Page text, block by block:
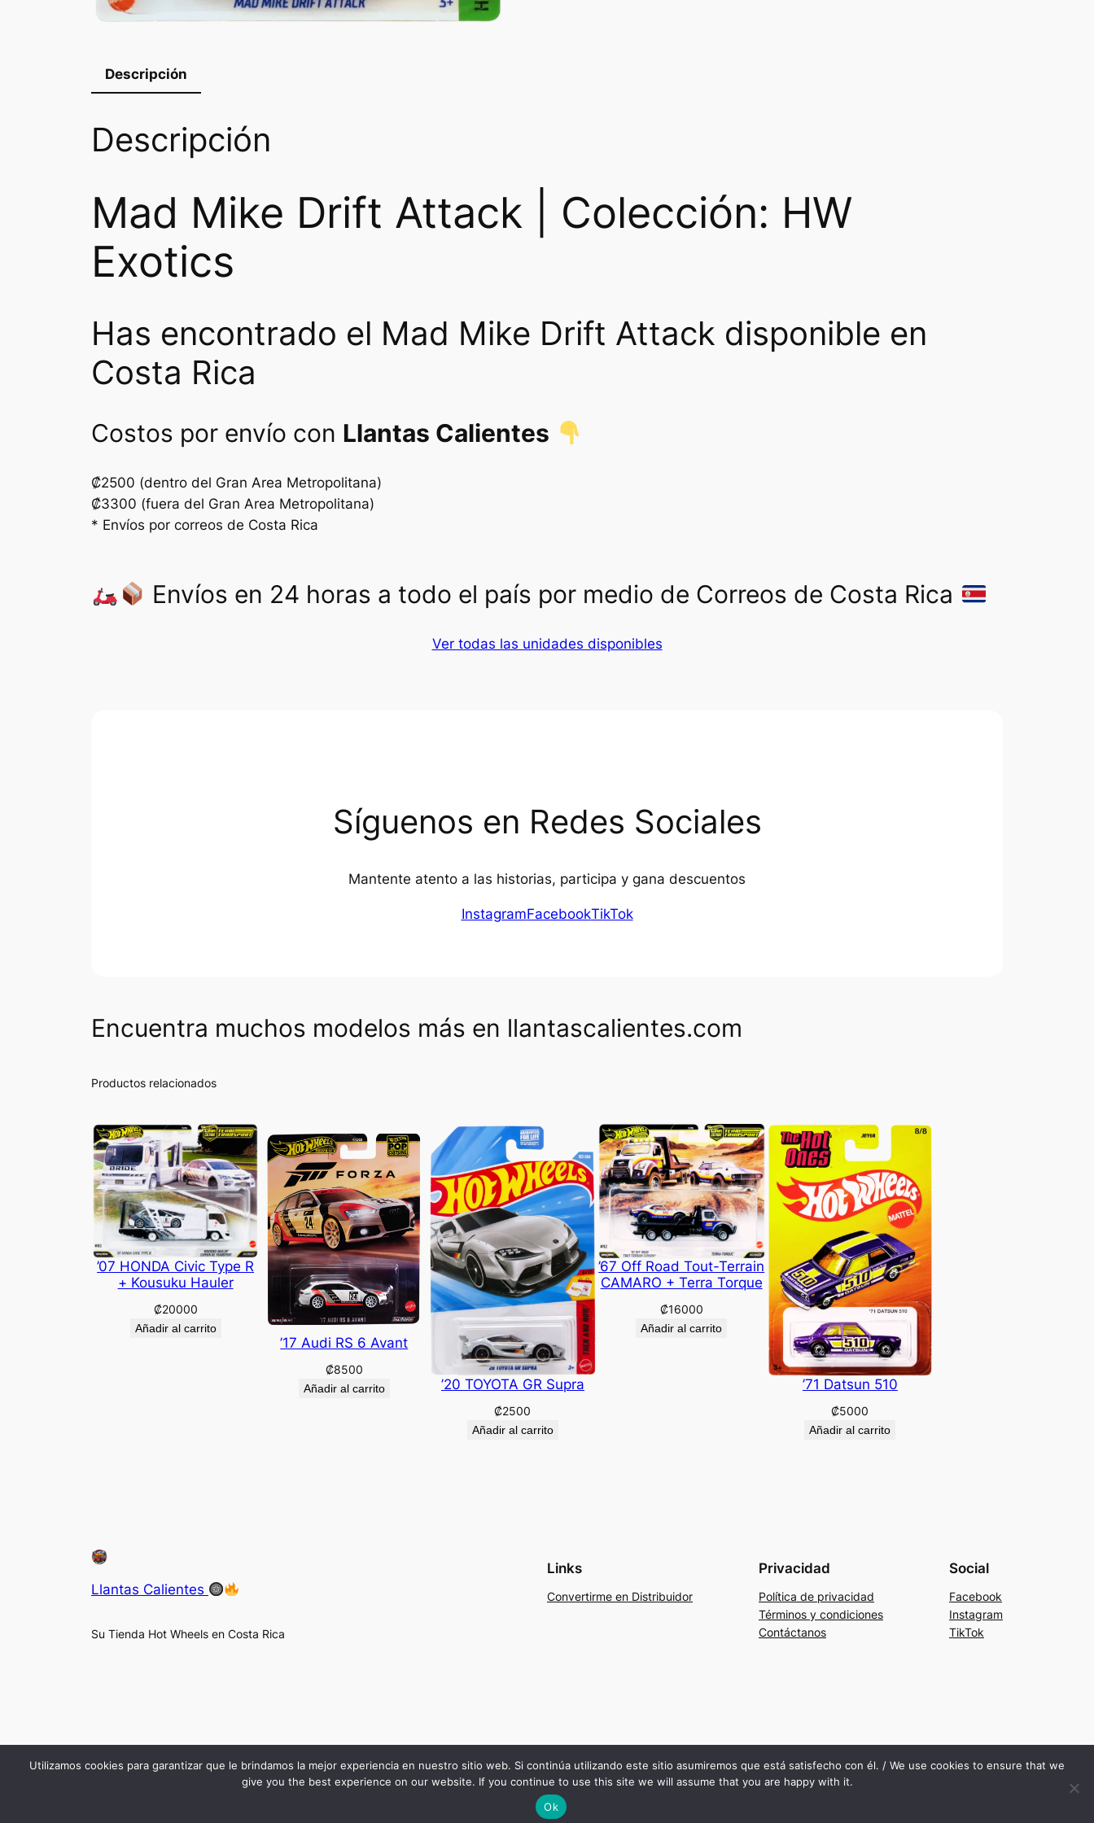
Descripción
Descripción
Mad Mike Drift Attack | Colección: HW
Exotics
Has encontrado el Mad Mike Drift Attack disponible en
Costa Rica
Costos por envío con Llantas Calientes
₡2500 (dentro del Gran Area Metropolitana)
₡3300 (fuera del Gran Area Metropolitana)
* Envíos por correos de Costa Rica
Envíos en 24 horas a todo el país por medio de Correos de Costa Rica
Ver todas las unidades disponibles
Síguenos en Redes Sociales
Mantente atento a las historias, participa y gana descuentos
InstagramFacebookTikTok
Encuentra muchos modelos más en llantascalientes.com
Productos relacionados
’07 HONDA Civic Type R
+ Kousuku Hauler
₡20000
Añadir al carrito
’17 Audi RS 6 Avant
₡8500
Añadir al carrito ’20 TOYOTA GR Supra
₡2500
Añadir al carrito
’67 Off Road Tout-Terrain
CAMARO + Terra Torque
₡16000
Añadir al carrito
’71 Datsun 510
₡5000
Añadir al carrito
Llantas Calientes
Su Tienda Hot Wheels en Costa Rica
Links
Convertirme en Distribuidor
Privacidad
Política de privacidad
Términos y condiciones
Contáctanos
Social
Facebook
Instagram
TikTok
Utilizamos cookies para garantizar que le brindamos la mejor experiencia en nuestro sitio web. Si continúa utilizando este sitio asumiremos que está satisfecho con él. / We use cookies to ensure that we
give you the best experience on our website. If you continue to use this site we will assume that you are happy with it.
Ok